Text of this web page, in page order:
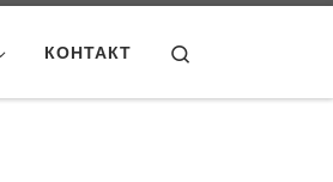
КОНТАКТ